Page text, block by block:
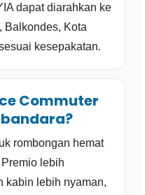
dapat diarahkan ke
Balkondes, Kota
kesepakatan.
Commuter
rombongan hemat
lebih
kabin lebih nyaman,